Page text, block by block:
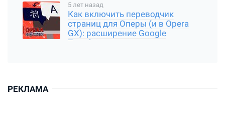
5 лет назад
Как включить переводчик
страниц для Оперы (и в Opera
GX): расширение Google
Translator
РЕКЛАМА